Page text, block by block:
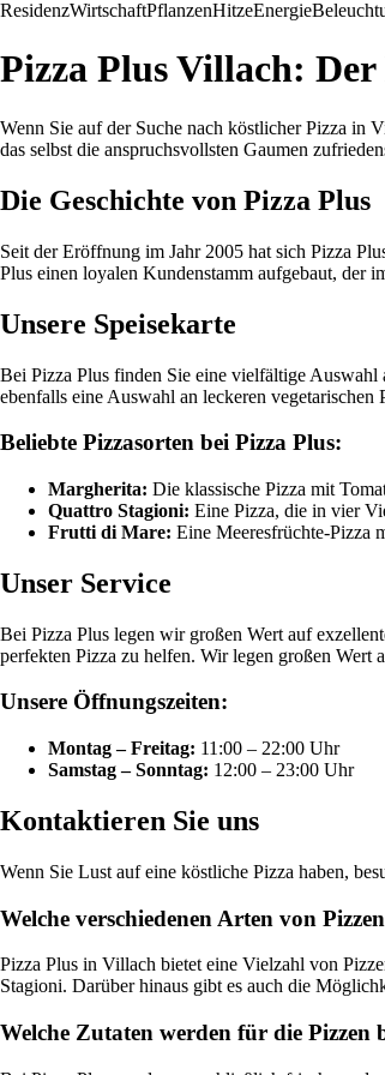
ResidenzWirtschaftPflanzenHitzeEnergie
Pizza Plus Villach:
Wenn Sie auf der Suche nach köstlicher Pizza in
das selbst die anspruchsvollsten Gaumen
Die Geschichte von Pizza Plus
Seit der Eröffnung im Jahr 2005 hat sich Pizza
Plus einen loyalen Kundenstamm aufgebaut, der
Unsere Speisekarte
Bei Pizza Plus finden Sie eine vielfältige Auswahl
ebenfalls eine Auswahl an leckeren
Beliebte Pizzasorten bei Pizza Plus:
Margherita: Die klassische Pizza mit
Quattro Stagioni: Eine Pizza, die in vier
Frutti di Mare: Eine Meeresfrüchte-Pizza
Unser Service
Bei Pizza Plus legen wir großen Wert auf
perfekten Pizza zu helfen. Wir legen großen Wert
Unsere Öffnungszeiten:
Montag – Freitag: 11:00 – 22:00 Uhr
Samstag – Sonntag: 12:00 – 23:00 Uhr
Kontaktieren Sie uns
Wenn Sie Lust auf eine köstliche Pizza haben,
Welche verschiedenen Arten von
Pizza Plus in Villach bietet eine Vielzahl von
Stagioni. Darüber hinaus gibt es auch die
Welche Zutaten werden für die Pizzen